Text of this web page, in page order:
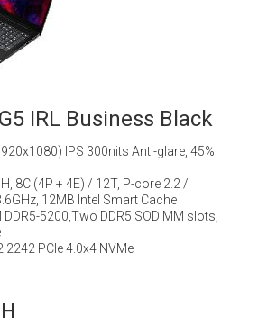
IRL Business Black
IPS 300nits Anti-glare, 45%
8C (4P + 4E) / 12T, P-core 2.2 /
12MB Intel Smart Cache
DDR5-5200,Two DDR5 SODIMM slots,
2242 PCIe 4.0x4 NVMe